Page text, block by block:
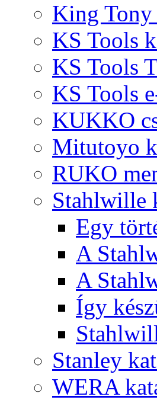
King Tony
KS Tools
KS Tools
KS Tools
KUKKO
Mitutoyo
RUKO
Stahlwille
Egy
A
A
Így
Stanley
WERA